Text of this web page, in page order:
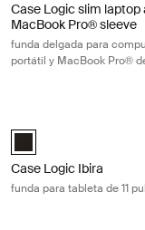
Case Logic slim laptop
MacBook Pro® sleeve
funda delgada para
portátil y MacBook Pro®
Case Logic Ibira
Case Logic Ibira
funda para tableta de 11